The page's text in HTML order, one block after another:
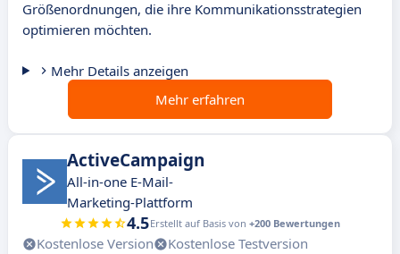
Größenordnungen, die ihre Kommunikationsstrategien
optimieren möchten.
Mehr Details anzeigen
Mehr erfahren
ActiveCampaign
All-in-one E-Mail-
Marketing-Plattform
4.5Erstellt auf Basis von +200 Bewertungen
Kostenlose Version
Kostenlose Testversion